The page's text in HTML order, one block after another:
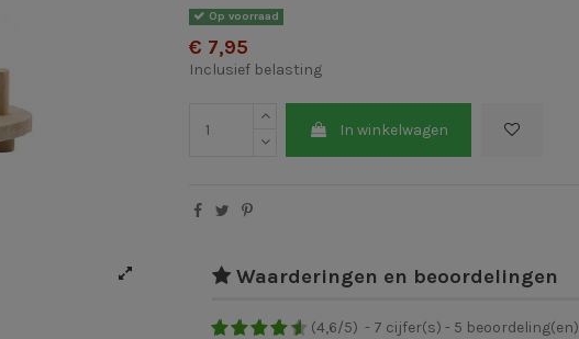
Op voorraad
€ 7,95
Inclusief belasting
In winkelwagen
Waarderingen en beoordelingen
(4,6/5) - 7 cijfer(s) - 5 beoordeling(en)